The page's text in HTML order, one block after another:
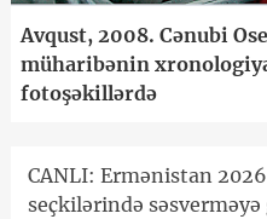
Avqust, 2008. Cənubi
müharibənin
fotoşəkillərdə
CANLI: Ermənistan
seçkilərində